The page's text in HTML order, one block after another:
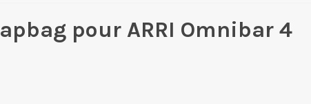
pour ARRI Omnibar 4